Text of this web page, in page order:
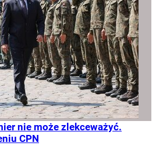
nie może zlekceważyć.
CPN